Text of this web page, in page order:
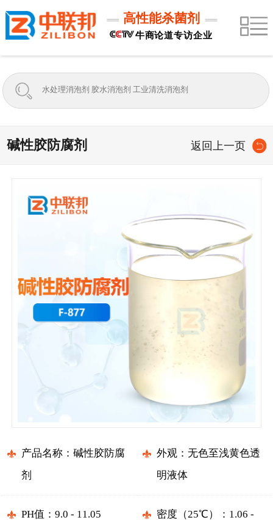
高性能杀菌剂
牛商论道专访企业
碱性胶防腐剂 返回上一页
产品名称：碱性胶防腐
剂
外观：无色至浅黄色透
明液体
PH值：9.0 - 11.05
密度（25℃）：1.06 -